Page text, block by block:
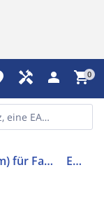
handyman person shopping_cart0
Akku (Lithium) für Fahrzeuge und Anwendungen EBP-1616I